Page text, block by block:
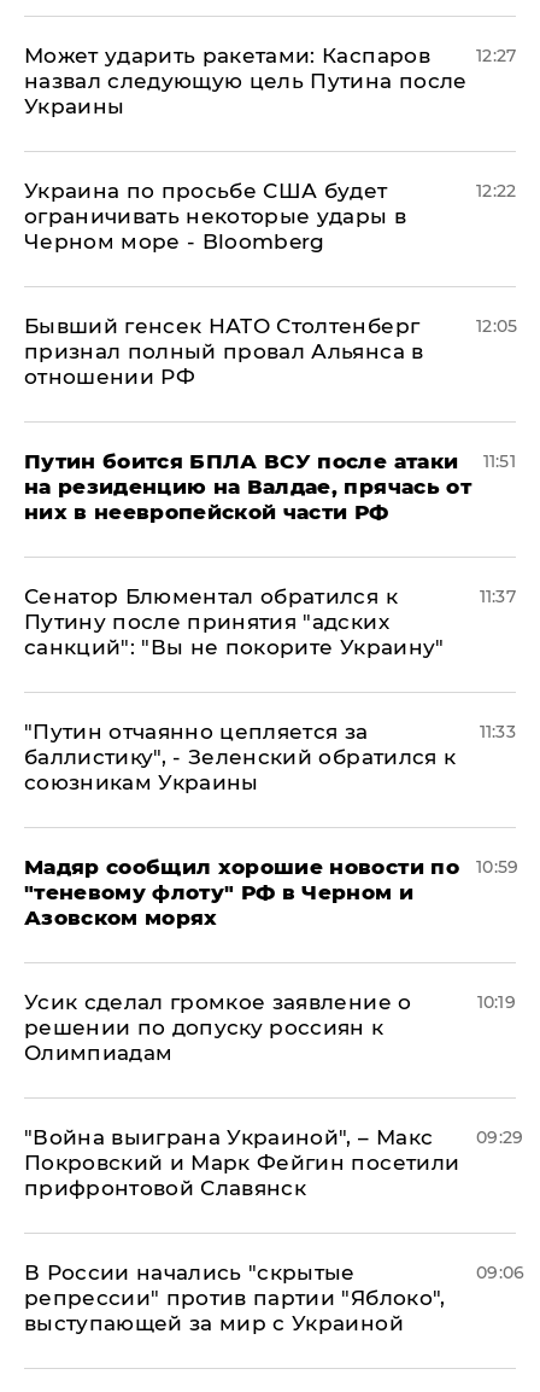
Может ударить ракетами: Каспаров
назвал следующую цель Путина после
Украины
12:27
Украина по просьбе США будет
ограничивать некоторые удары в
Черном море - Bloomberg
12:22
Бывший генсек НАТО Столтенберг
признал полный провал Альянса в
отношении РФ
12:05
Путин боится БПЛА ВСУ после атаки
на резиденцию на Валдае, прячась от
них в неевропейской части РФ
11:51
Сенатор Блюментал обратился к
Путину после принятия "адских
санкций": "Вы не покорите Украину"
11:37
"Путин отчаянно цепляется за
баллистику", - Зеленский обратился к
союзникам Украины
11:33
Мадяр сообщил хорошие новости по
"теневому флоту" РФ в Черном и
Азовском морях
10:59
Усик сделал громкое заявление о
решении по допуску россиян к
Олимпиадам
10:19
"Война выиграна Украиной", – Макс
Покровский и Марк Фейгин посетили
прифронтовой Славянск
09:29
В России начались "скрытые
репрессии" против партии "Яблоко",
выступающей за мир с Украиной
09:06